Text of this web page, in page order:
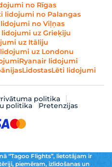
no Rīgas
lidojumi no Palangas
no Viļņas
lidojumi uz Grieķiju
uz Itāliju
uz Londonu
Ryanair lidojumi
LidostasLēti lidojumi
politika
politika Pretenzijas
“Tagoo Flights”, lietotājam ir
piemēram, izlidošanas un